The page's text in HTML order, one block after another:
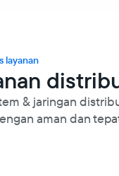
layanan
& jaringan
aman dan